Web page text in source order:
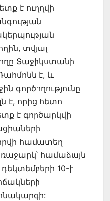
է ուղղվի
տվյալ
Տաջիկստանի
է, և
գործողությունը
է, որից հետո
է գործարկվի
համատեղ
համաձայն
10-ի